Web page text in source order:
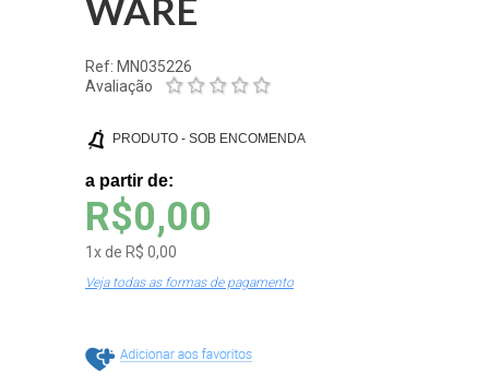
WARE
Ref: MN035226
Avaliação
PRODUTO - SOB ENCOMENDA
a partir de:
R$0,00
1 xde R$ 0,00
Veja todas as formas de pagamento